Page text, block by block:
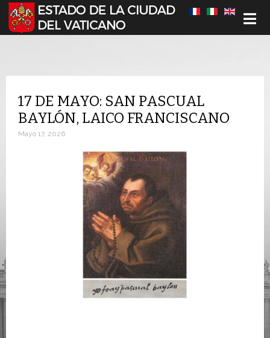
Seleccione su idioma
17 DE MAYO: SAN PASCUAL
BAYLÓN, LAICO FRANCISCANO
Mayo 17, 2026